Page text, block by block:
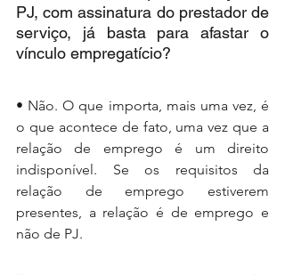
PJ, com assinatura do prestador de
serviço, já basta para afastar o
vínculo empregatício?
• Não. O que importa, mais uma vez, é
o que acontece de fato, uma vez que a
relação de emprego é um direito
indisponível. Se os requisitos da
relação de emprego estiverem
presentes, a relação é de emprego e
não de PJ.